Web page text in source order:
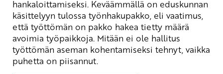
hankaloittamiseksi. Keväämmällä on eduskunnan
käsittelyyn tulossa työnhakupakko, eli vaatimus,
että työttömän on pakko hakea tietty määrä
avoimia työpaikkoja. Mitään ei ole hallitus
työttömän aseman kohentamiseksi tehnyt, vaikka
puhetta on piisannut.